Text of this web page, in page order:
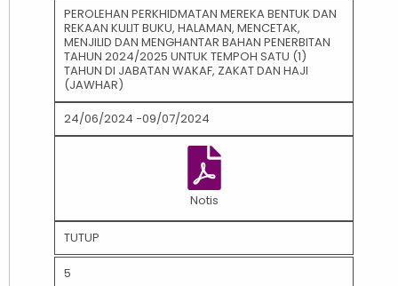
PEROLEHAN PERKHIDMATAN MEREKA BENTUK DAN
REKAAN KULIT BUKU, HALAMAN, MENCETAK,
MENJILID DAN MENGHANTAR BAHAN PENERBITAN
TAHUN 2024/2025 UNTUK TEMPOH SATU (1)
TAHUN DI JABATAN WAKAF, ZAKAT DAN HAJI
(JAWHAR)
24/06/2024 -09/07/2024
Notis
TUTUP
5